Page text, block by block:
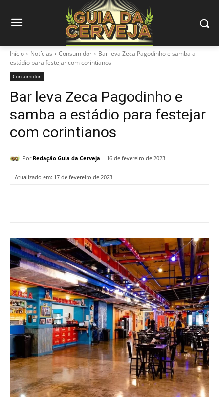
Início Notícias Consumidor
Bar leva Zeca Pagodinho e samba a
estádio para festejar com corintianos
Consumidor
Bar leva Zeca Pagodinho e
samba a estádio para festejar
com corintianos
Por Redação Guia da Cerveja 16 de fevereiro de 2023
Atualizado em: 17 de fevereiro de 2023